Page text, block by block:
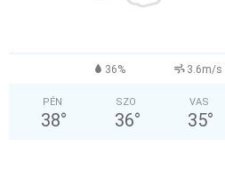
36% 3.6m/s
PÉN
38°
SZO
36°
VAS
35°